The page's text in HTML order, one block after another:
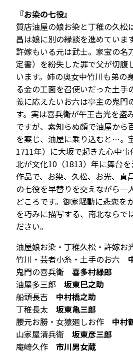
『お染の七役』
質店油屋の娘お染と丁稚の久松
昌は娘に別の縁談を進めていま
許嫁もいる元は武士。家宝の名
定書）を紛失した罪で父が切腹
います。姉の奥女中竹川も弟の
る金の工面を召使いだった土手
義に応えたいお六は亭主の鬼門
す。実は喜兵衛が午王吉光を盗
ですが、素知らぬ顔で油屋から
を案じ、油屋に乗り込むと…。
1711年）に大坂で起きた心中
北が文化10（1813）年に舞台
作品で、お染、久松、お光、貞
の七役を早替りを交えながら一
どころです。御家騒動に悲恋を
を巧みに描写する、南北ならで
ださい。
油屋娘お染・丁稚久松・許嫁お
竹川・芸者小糸・土手のお六
鬼門の喜兵衛 喜多村緑郎
油屋多三郎 坂東巳之助
船頭長吉 中村橋之助
丁稚長太 坂東亀三郎
腰元お勝・女猿廻しお作 中村
山家屋清兵衛 坂東彦三郎
庵崎久作 市川男女蔵